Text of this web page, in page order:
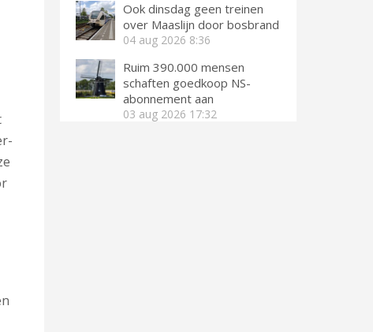
Ook dinsdag geen treinen
over Maaslijn door bosbrand
04 aug 2026 8:36
Ruim 390.000 mensen
schaften goedkoop NS-
abonnement aan
03 aug 2026 17:32